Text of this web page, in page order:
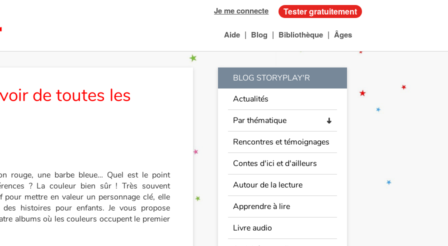
Je me connecte Tester gratuitement
Aide | Blog | Bibliothèque | Âges
de toutes les
rouge, une barbe bleue… Quel est le point
? La couleur bien sûr ! Très souvent
mettre en valeur un personnage clé, elle
histoires pour enfants. Je vous propose
albums où les couleurs occupent le premier
BLOG STORYPLAY'R
Actualités
Par thématique
➜
Rencontres et témoignages
Contes d'ici et d'ailleurs
Autour de la lecture
Apprendre à lire
Livre audio